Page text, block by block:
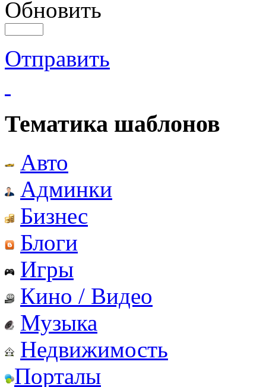
Обновить
Отправить
Тематика шаблонов
Авто
Админки
Бизнес
Блоги
Игры
Кино / Видео
Музыка
Недвижимость
Порталы